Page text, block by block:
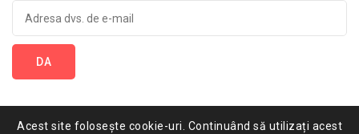
Acest site folosește cookie-uri. Continuând să utilizați acest